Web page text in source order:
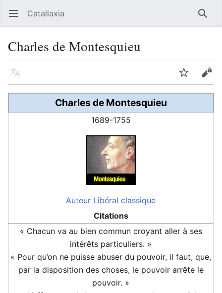
Ouvrir le menu principal Catallaxia
Charles de Montesquieu
Langue Suivre
Charles de Montesquieu
1689-1755
Auteur Libéral classique
Citations
« Chacun va au bien commun croyant aller à ses
intérêts particuliers. »
« Pour qu’on ne puisse abuser du pouvoir, il faut, que,
par la disposition des choses, le pouvoir arrête le
pouvoir. »